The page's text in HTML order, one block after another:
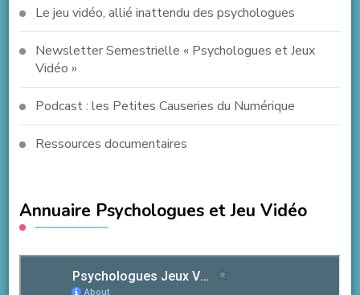
Le jeu vidéo, allié inattendu des psychologues
Newsletter Semestrielle « Psychologues et Jeux
Vidéo »
Podcast : les Petites Causeries du Numérique
Ressources documentaires
Annuaire Psychologues et Jeu Vidéo